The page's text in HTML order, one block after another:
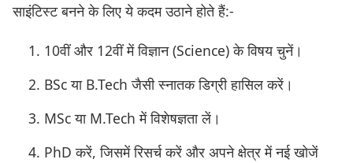
साइंटिस्ट बनने के लिए ये कदम उठाने होते हैं:-
10वीं और 12वीं में विज्ञान (Science) के विषय चुनें।
BSc या B.Tech जैसी स्नातक डिग्री हासिल करें।
MSc या M.Tech में विशेषज्ञता लें।
PhD करें, जिसमें रिसर्च करें और अपने क्षेत्र में नई खोजें